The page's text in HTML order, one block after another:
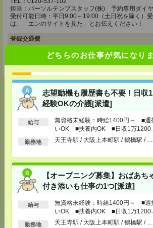
どちらのお仕事が気になり
志望動機も履歴書も不要！日収
経験OKの介護[派遣]
給与
無資格未経験：時給1400円～ ■週
いOK ■扶養内OK ■日収1万1200
以上
勤務地 天王寺駅 / 大阪上本町駅 / 鶴橋駅 / …
【オープニング募集】おばあち
付き添いも仕事の1つ[派遣]
給与
無資格未経験：時給1400円～ ■週
いOK ■扶養内OK ■日収1万1200
以上
勤務地 天王寺駅 / 大阪上本町駅 / 鶴橋駅 / …
担当：パーソルテンプスタッフ(株) 予約専用ダイ
受付可能日時：平日9:00～19:00（土日祝を除く）
は、「エンのサイトを見た」とお伝えください！
登録交通費
【面談付き電話登録】・【面談なしオンライン登録
応募ページへ
メールで送る
ツイート